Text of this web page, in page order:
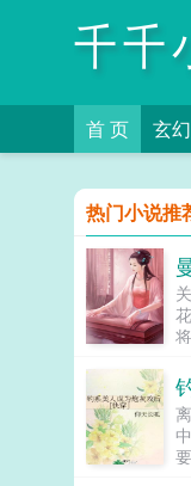
千千
首 页 玄
热门小说推